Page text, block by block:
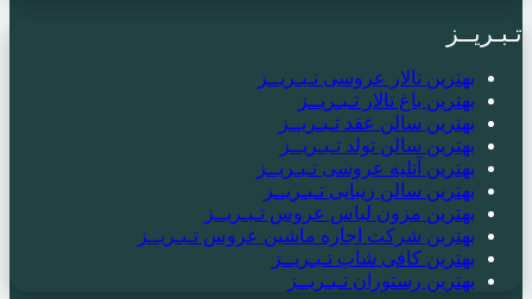
تـبـریــز
بهترین تالار عروسی تـبـریــز
بهترین باغ تالار تـبـریــز
بهترین سالن عقد تـبـریــز
بهترین سالن تولد تـبـریــز
بهترین آتلیه عروسی تـبـریــز
بهترین سالن زیبایی تـبـریــز
بهترین مزون لباس عروس تـبـریــز
بهترین شرکت اجاره ماشین عروس تـبـریــز
بهترین کافی شاپ تـبـریــز
بهترین رستوران تـبـریــز